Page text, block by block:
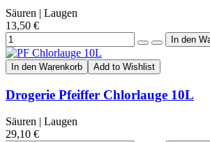
Säuren | Laugen
13,50 €
In den Warenkorb Add to Wishlist
Drogerie Pfeiffer Chlorlauge 10L
Säuren | Laugen
29,10 €